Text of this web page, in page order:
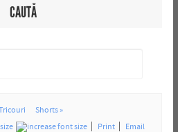
CAUTĂ
Shorts »
Print Email